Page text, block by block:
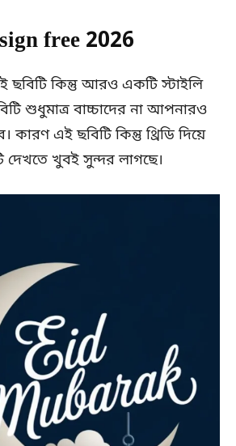
free 2026
ছবিটি কিন্তু আরও একটি স্টাইলি
শুধুমাত্র বাচ্চাদের না আপনারও
কারণ এই ছবিটি কিন্তু থ্রিডি দিয়ে
দেখতে খুবই সুন্দর লাগছে।